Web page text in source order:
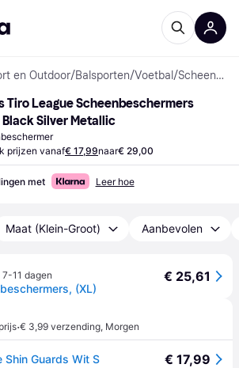
en Outdoor/Balsporten/Voetbal / Scheenbeschermers
Tiro League Scheenbeschermers
Silver Metallic
prijzen vanaf€ 17,99naar€ 29,00
met Leer hoe
Maat (Klein-Groot) Aanbevolen
7-11 dagen
(XL)
€ 25,61
·€ 3,99 verzending, Morgen
Guards Wit S € 17,99